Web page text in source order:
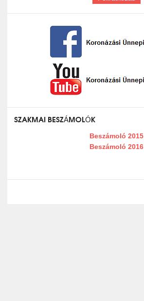
SZAKMAI BESZÁMOLÓK
Beszámoló 2015
Beszámoló 2016